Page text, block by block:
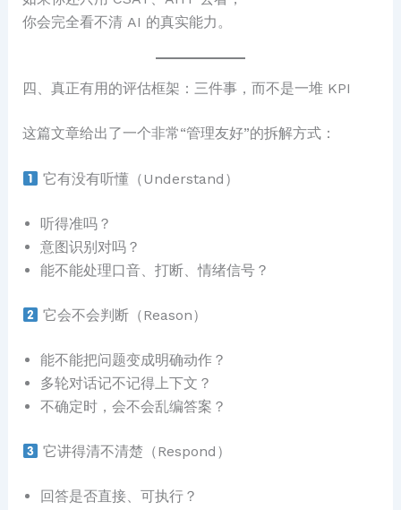
你会完全看不清 AI 的真实能力。
四、真正有用的评估框架：三件事，而不是一堆 KPI
这篇文章给出了一个非常“管理友好”的拆解方式：
它有没有听懂（Understand）
听得准吗？
意图识别对吗？
能不能处理口音、打断、情绪信号？
它会不会判断（Reason）
能不能把问题变成明确动作？
多轮对话记不记得上下文？
不确定时，会不会乱编答案？
它讲得清不清楚（Respond）
回答是否直接、可执行？